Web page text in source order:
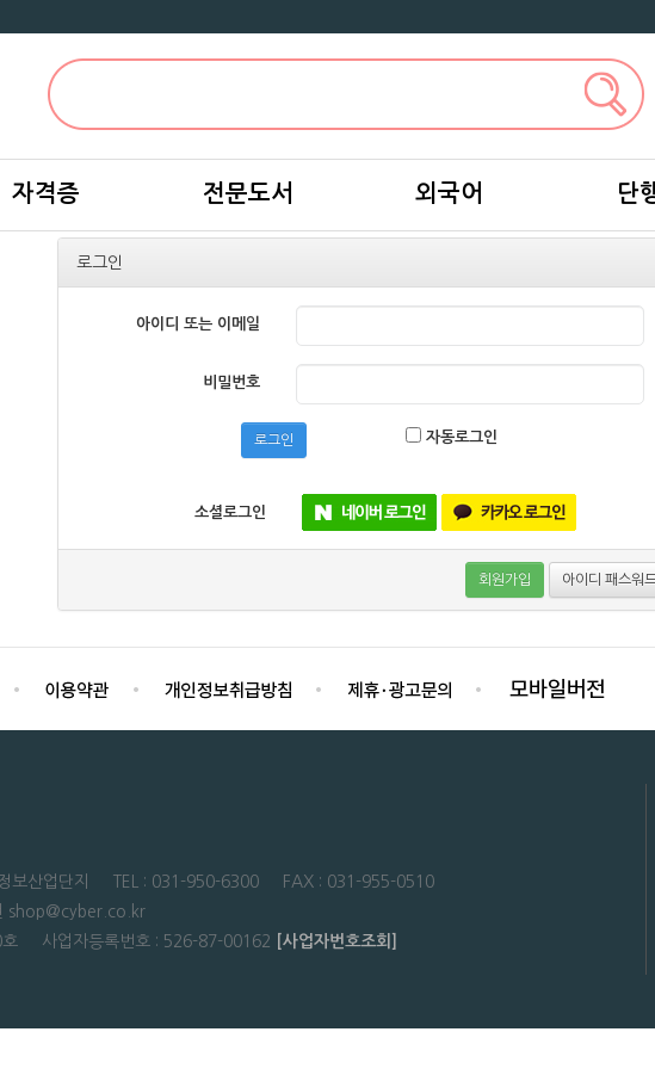
자격증 전문도서 외국어 단
로그인
아이디 또는 이메일
비밀번호
로그인 자동로그인
소셜로그인
회원가입 아이디 패스워
정보산업단지 TEL : 031-950-6300 FAX : 031-955-0510
shop@cyber.co.kr
호 사업자등록번호 : 526-87-00162
[사업자번호조회]